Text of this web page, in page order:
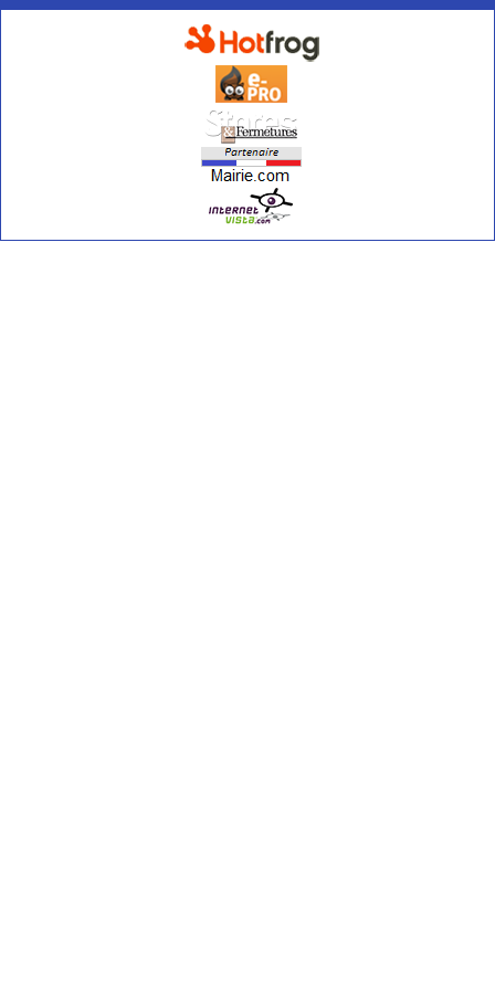
Si vous n'arrivez pas à lire le texte, vous pouvez changer l'image à
l'aide du bouton rafraîchir.
Inscription